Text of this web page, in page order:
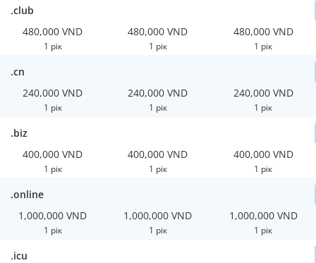
.club
480,000 VND
1 рік
480,000 VND
1 рік
480,000 VND
1 рік
.cn
240,000 VND
1 рік
240,000 VND
1 рік
240,000 VND
1 рік
.biz
400,000 VND
1 рік
400,000 VND
1 рік
400,000 VND
1 рік
.online
1,000,000 VND
1 рік
1,000,000 VND
1 рік
1,000,000 VND
1 рік
.icu